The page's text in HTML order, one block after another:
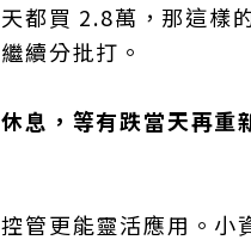
都買 2.8萬，那這樣
續分批打。
息，等有跌當天再
管更能靈活應用。